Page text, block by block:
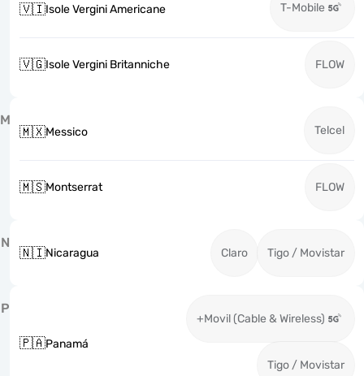
🇻🇮Isole Vergini Americane T-Mobile
🇻🇬Isole Vergini Britanniche FLOW
M
🇲🇽Messico Telcel
🇲🇸Montserrat FLOW
N
🇳🇮Nicaragua Claro Tigo / Movistar
P
🇵🇦Panamá
+Movil (Cable & Wireless)
Tigo / Movistar